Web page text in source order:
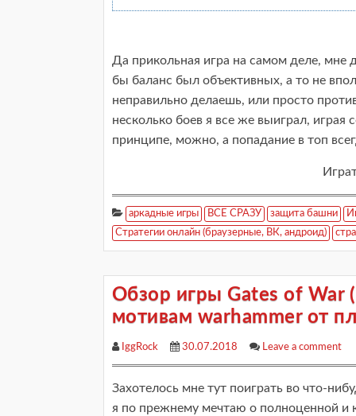
Да прикольная игра на самом деле, мне
бы баланс был объективных, а то не
неправильно делаешь, или просто
несколько боев я все же выиграл, играя
принципе, можно, а попадание в топ
аркадные игры ВСЕ СРАЗУ защита башни
Стратегии онлайн (браузерные, ВК, андроид)
Обзор игры Gates of War
мотивам warhammer от
IggRock 30.07.2018 Leave a comment
Захотелось мне тут поиграть во что-
я по прежнему мечтаю о полноценной и